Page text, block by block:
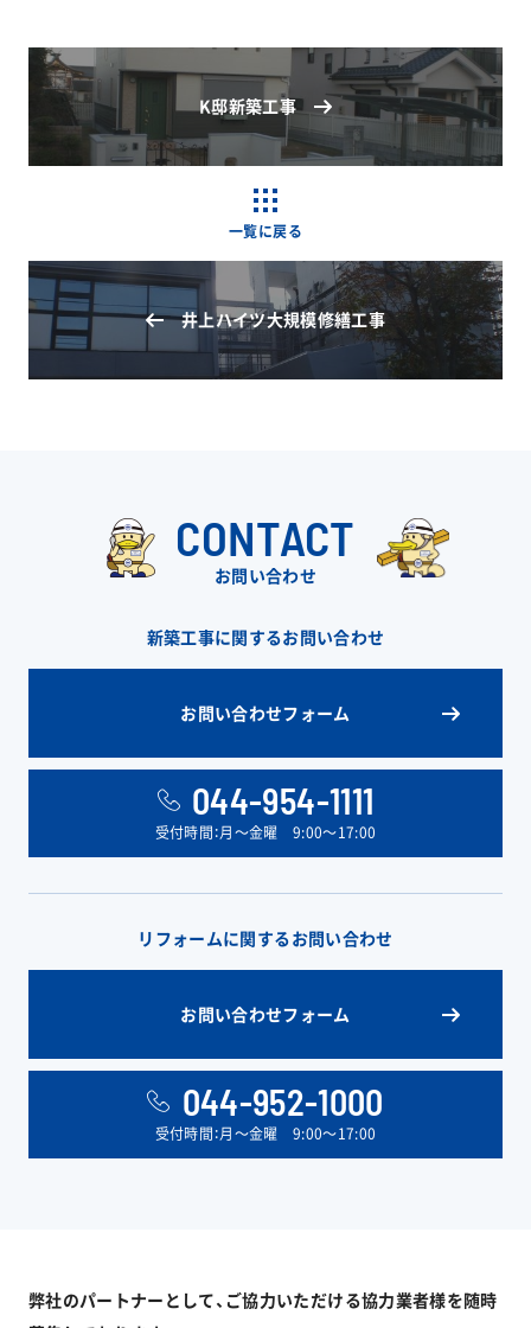
井上ハイツ大規模修繕工事
一覧に戻る
K邸新築工事
CONTACT
お問い合わせ
新築工事に関するお問い合わせ
お問い合わせフォーム
044-954-1111
受付時間：月〜金曜 9:00〜17:00
リフォームに関するお問い合わせ
お問い合わせフォーム
044-952-1000
受付時間：月〜金曜 9:00〜17:00
弊社のパートナーとして、ご協力いただける協力業者様を随時